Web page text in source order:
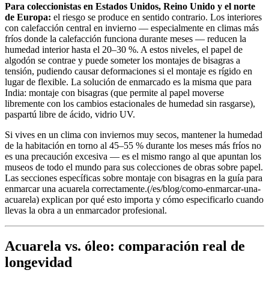
Para coleccionistas en Estados Unidos, Reino Unido y el norte
de Europa: el riesgo se produce en sentido contrario. Los interiores
con calefacción central en invierno — especialmente en climas más
fríos donde la calefacción funciona durante meses — reducen la
humedad interior hasta el 20–30 %. A estos niveles, el papel de
algodón se contrae y puede someter los montajes de bisagras a
tensión, pudiendo causar deformaciones si el montaje es rígido en
lugar de flexible. La solución de enmarcado es la misma que para
India: montaje con bisagras (que permite al papel moverse
libremente con los cambios estacionales de humedad sin rasgarse),
paspartú libre de ácido, vidrio UV.
Si vives en un clima con inviernos muy secos, mantener la humedad
de la habitación en torno al 45–55 % durante los meses más fríos no
es una precaución excesiva — es el mismo rango al que apuntan los
museos de todo el mundo para sus colecciones de obras sobre papel.
Las secciones específicas sobre montaje con bisagras en la guía para
enmarcar una acuarela correctamente.(/es/blog/como-enmarcar-una-
acuarela) explican por qué esto importa y cómo especificarlo cuando
llevas la obra a un enmarcador profesional.
Acuarela vs. óleo: comparación real de
longevidad